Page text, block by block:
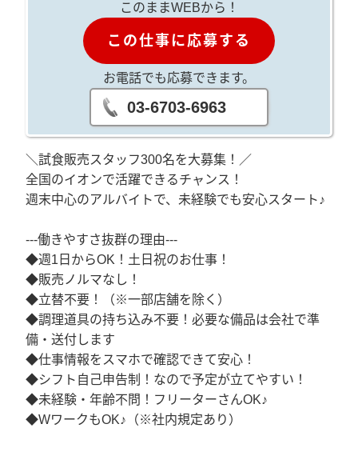
このままWEBから！
この仕事に応募する
お電話でも応募できます。
03-6703-6963
＼試食販売スタッフ300名を大募集！／
全国のイオンで活躍できるチャンス！
週末中心のアルバイトで、未経験でも安心スタート♪
---働きやすさ抜群の理由---
◆週1日からOK！土日祝のお仕事！
◆販売ノルマなし！
◆立替不要！（※一部店舗を除く）
◆調理道具の持ち込み不要！必要な備品は会社で準
備・送付します
◆仕事情報をスマホで確認できて安心！
◆シフト自己申告制！なので予定が立てやすい！
◆未経験・年齢不問！フリーターさんOK♪
◆WワークもOK♪（※社内規定あり）